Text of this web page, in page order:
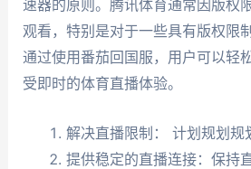
速器的原则。腾讯体育通常因版权
观看，特别是对于一些具有版权限
通过使用番茄回国服，用户可以轻
受即时的体育直播体验。
解决直播限制： 计划规划规
提供稳定的直播连接：保持